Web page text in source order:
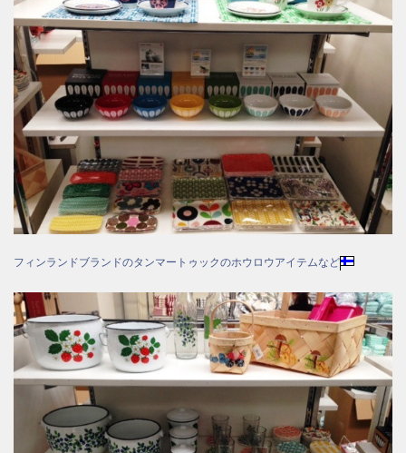
フィンランドブランドのタンマートゥックのホウロウアイテムなど